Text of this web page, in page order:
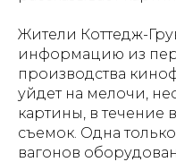
Жители Коттедж-
информацию из
производства
уйдет на мелочи,
картины, в течение
съемок. Одна только
вагонов